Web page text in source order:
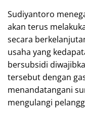
Sudiyantoro
akan terus
secara
usaha yang
bersubsidi
tersebut dengan
menandatangani
mengulangi